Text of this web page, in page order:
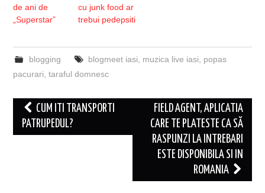
de ani de
„Superstar”
cu junk food ar
trebui pedepsiti
blogging blogmeet iasi muzica live iasi
popas
pacurari ,taraful domnesc
Post
navigation
CUM ITI TRANSPORTI
PATRUPEDUL?
FIELD AGENT, APLICATIA
CARE TE PLATESTE CA SĂ
RASPUNZI LA INTREBARI
ESTE DISPONIBILA SI IN
ROMANIA